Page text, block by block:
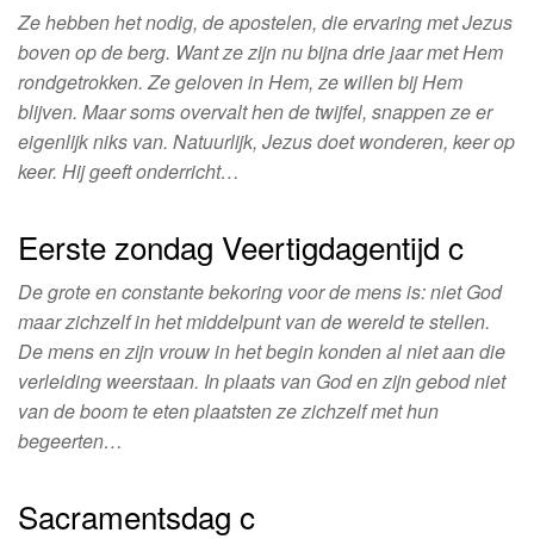
Ze hebben het nodig, de apostelen, die ervaring met Jezus
boven op de berg. Want ze zijn nu bijna drie jaar met Hem
rondgetrokken. Ze geloven in Hem, ze willen bij Hem
blijven. Maar soms overvalt hen de twijfel, snappen ze er
eigenlijk niks van. Natuurlijk, Jezus doet wonderen, keer op
keer. Hij geeft onderricht…
Eerste zondag Veertigdagentijd c
De grote en constante bekoring voor de mens is: niet God
maar zichzelf in het middelpunt van de wereld te stellen.
De mens en zijn vrouw in het begin konden al niet aan die
verleiding weerstaan. In plaats van God en zijn gebod niet
van de boom te eten plaatsten ze zichzelf met hun
begeerten…
Sacramentsdag c